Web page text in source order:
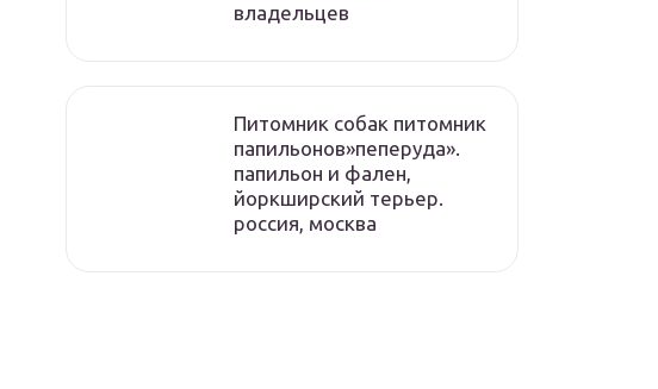
владельцев
Питомник собак питомник
папильонов»пеперуда».
папильон и фален,
йоркширский терьер.
россия, москва